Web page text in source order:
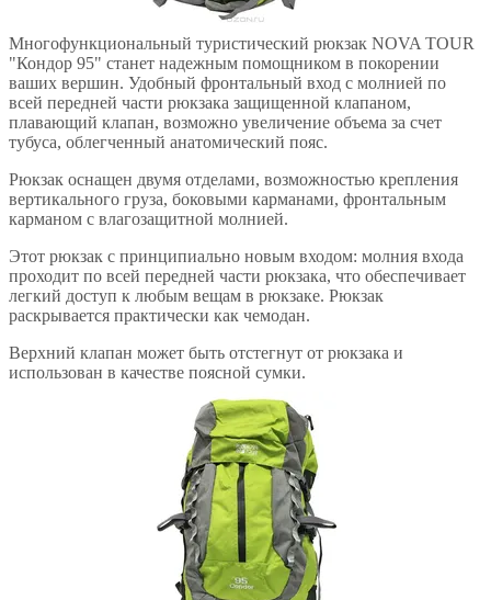
Многофункциональный туристический рюкзак NOVA TOUR
"Кондор 95" станет надежным помощником в покорении
ваших вершин. Удобный фронтальный вход с молнией по
всей передней части рюкзака защищенной клапаном,
плавающий клапан, возможно увеличение объема за счет
тубуса, облегченный анатомический пояс.
Рюкзак оснащен двумя отделами, возможностью крепления
вертикального груза, боковыми карманами, фронтальным
карманом с влагозащитной молнией.
Этот рюкзак с принципиально новым входом: молния входа
проходит по всей передней части рюкзака, что обеспечивает
легкий доступ к любым вещам в рюкзаке. Рюкзак
раскрывается практически как чемодан.
Верхний клапан может быть отстегнут от рюкзака и
использован в качестве поясной сумки.